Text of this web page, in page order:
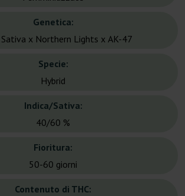
Genetica:
Sativa х Northern Lights х AK-47
Specie:
Hybrid
Indica/Sativa:
40/60 %
Fioritura:
50-60 giorni
Contenuto di THC: